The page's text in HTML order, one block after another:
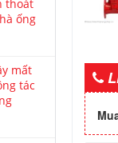
thoát
ống
mất
tác